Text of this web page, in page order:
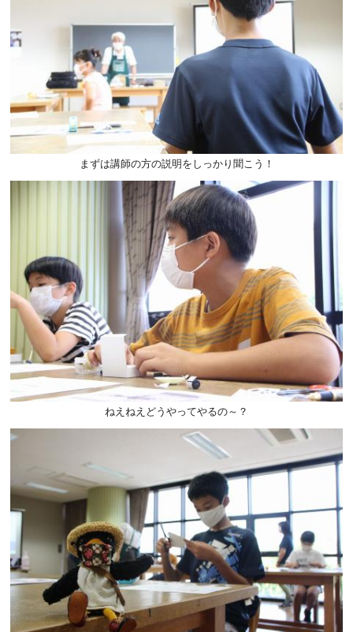
まずは講師の方の説明をしっかり聞こう！
ねえねえどうやってやるの～？